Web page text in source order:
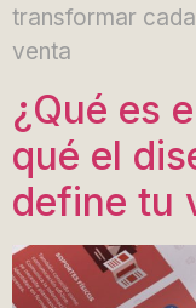
transformar
venta
¿Qué es
qué el
define tu